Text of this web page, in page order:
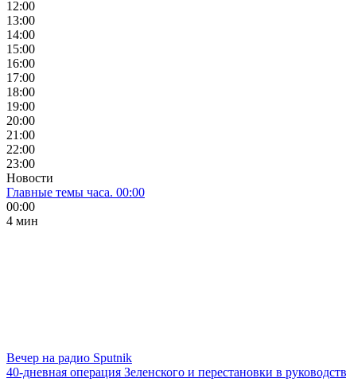
12:00
13:00
14:00
15:00
16:00
17:00
18:00
19:00
20:00
21:00
22:00
23:00
Новости
Главные темы часа. 00:00
00:00
4 мин
Вечер на радио Sputnik
40-дневная операция Зеленского и перестановки в